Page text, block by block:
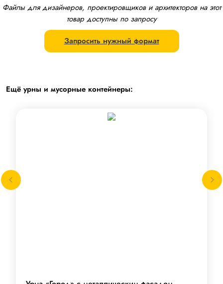
Файлы для дизайнеров, проектировщиков и архитекторов на этот
товар доступны по запросу
Запросить нужный формат
Ещё урны и мусорные контейнеры: